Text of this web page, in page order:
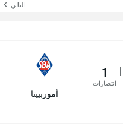
التالي
1
انتصارات
أموربييتا